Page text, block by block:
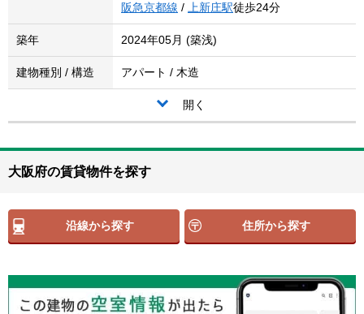
阪急京都線 / 上新庄駅徒歩24分
築年 2024年05月 (築浅)
建物種別 / 構造 アパート / 木造
開く
大阪府の賃貸物件を探す
沿線から探す 住所から探す